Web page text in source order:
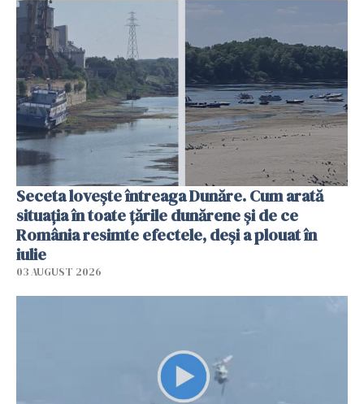
Seceta lovește întreaga Dunăre. Cum arată
situația în toate țările dunărene și de ce
România resimte efectele, deși a plouat în
iulie
03 AUGUST 2026